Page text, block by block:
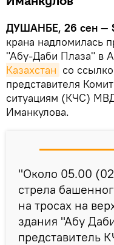
ДУШАНБЕ, 26 сен —
крана надломилась
"Абу-Даби Плаза" в
Казахстан со
представителя
ситуациям (КЧС)
Иманкулова.
"Около 05.00
стрела
на тросах на
здания "Абу
представитель